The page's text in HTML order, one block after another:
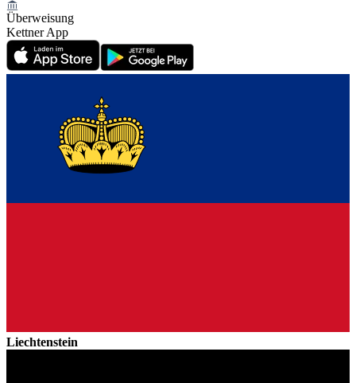
Überweisung
Kettner App
Liechtenstein